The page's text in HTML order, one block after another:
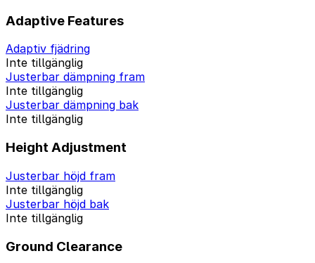
Adaptive Features
Adaptiv fjädring
Inte tillgänglig
Justerbar dämpning fram
Inte tillgänglig
Justerbar dämpning bak
Inte tillgänglig
Height Adjustment
Justerbar höjd fram
Inte tillgänglig
Justerbar höjd bak
Inte tillgänglig
Ground Clearance